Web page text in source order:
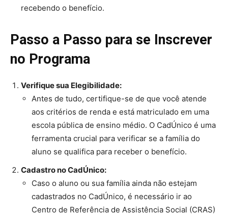
recebendo o benefício.
Passo a Passo para se Inscrever
no Programa
Verifique sua Elegibilidade:
Antes de tudo, certifique-se de que você atende
aos critérios de renda e está matriculado em uma
escola pública de ensino médio. O CadÚnico é uma
ferramenta crucial para verificar se a família do
aluno se qualifica para receber o benefício.
Cadastro no CadÚnico:
Caso o aluno ou sua família ainda não estejam
cadastrados no CadÚnico, é necessário ir ao
Centro de Referência de Assistência Social (CRAS)